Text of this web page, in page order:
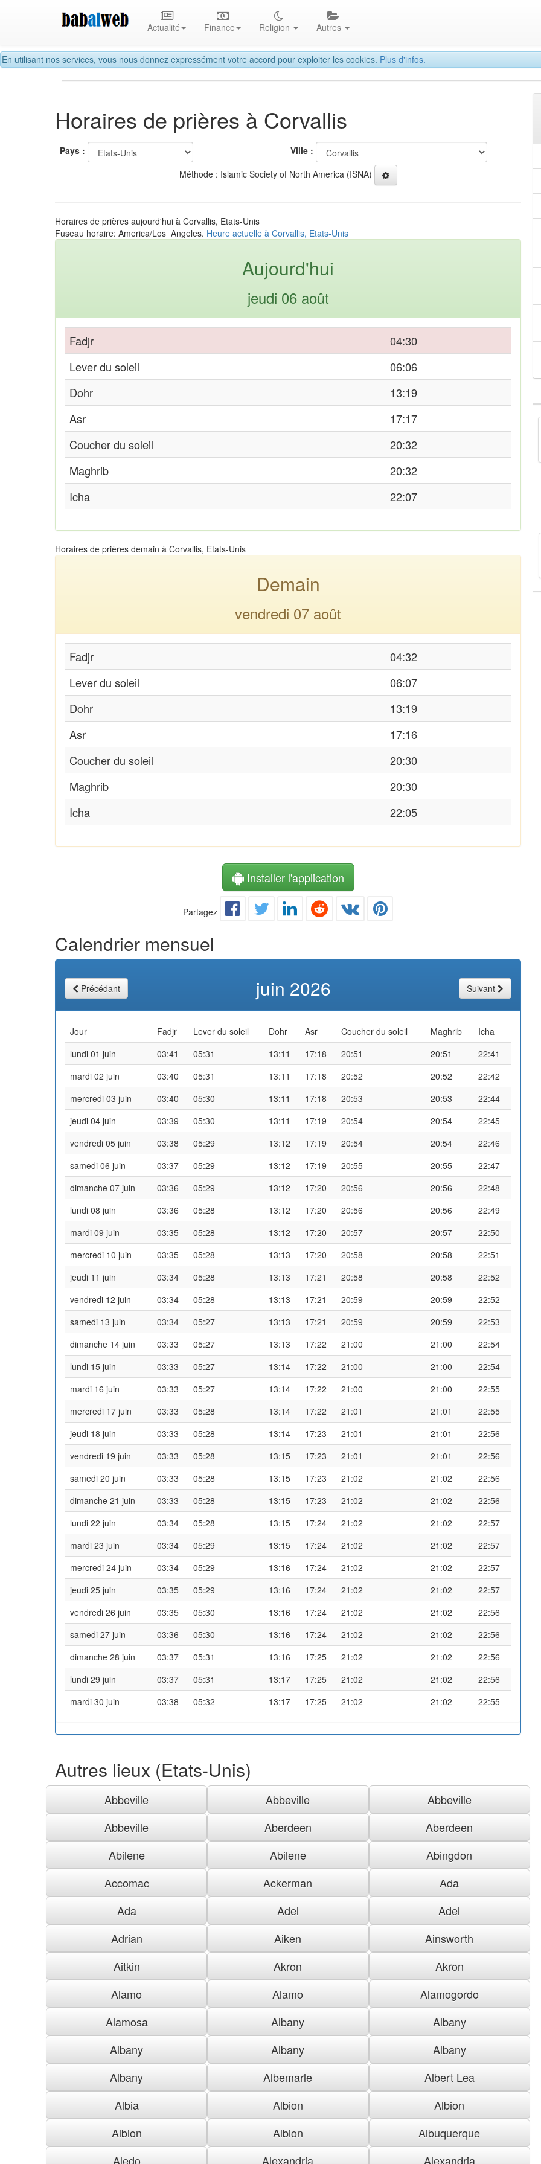
En utilisant nos services, vous nous donnez expressément votre accord pour exploiter les cookies. Plus d'infos.
Actualité Finance Religion Autres
Horaires de prières à Corvallis
Pays :
Ville :
Méthode : Islamic Society of North America (ISNA)
Horaires de prières aujourd'hui à Corvallis, Etats-Unis
Fuseau horaire: America/Los_Angeles. Heure actuelle à Corvallis, Etats-Unis
Aujourd'hui
jeudi 06 août
Fadjr
04:30
Lever du soleil
06:06
Dohr
13:19
Asr
17:17
Coucher du soleil
20:32
Maghrib
20:32
Icha
22:07
Horaires de prières demain à Corvallis, Etats-Unis
Demain
vendredi 07 août
Fadjr
04:32
Lever du soleil
06:07
Dohr
13:19
Asr
17:16
Coucher du soleil
20:30
Maghrib
20:30
Icha
22:05
Installer l'application
Partagez
Calendrier mensuel
Précédant juin 2026 Suivant
Jour Fadjr Lever du soleil Dohr Asr Coucher du soleil Maghrib
Icha
lundi 01 juin
03:41 05:31 13:11 17:18 20:51 20:51
22:41
mardi 02 juin
03:40 05:31 13:11 17:18 20:52 20:52
22:42
mercredi 03 juin
03:40 05:30 13:11 17:18 20:53 20:53
22:44
jeudi 04 juin
03:39 05:30 13:11 17:19 20:54 20:54
22:45
vendredi 05 juin
03:38 05:29 13:12 17:19 20:54 20:54
22:46
samedi 06 juin
03:37 05:29 13:12 17:19 20:55 20:55
22:47
dimanche 07 juin
03:36 05:29 13:12 17:20 20:56 20:56
22:48
lundi 08 juin
03:36 05:28 13:12 17:20 20:56 20:56
22:49
mardi 09 juin
03:35 05:28 13:12 17:20 20:57 20:57
22:50
mercredi 10 juin
03:35 05:28 13:13 17:20 20:58 20:58
22:51
jeudi 11 juin
03:34 05:28 13:13 17:21 20:58 20:58
22:52
vendredi 12 juin
03:34 05:28 13:13 17:21 20:59 20:59
22:52
samedi 13 juin
03:34 05:27 13:13 17:21 20:59 20:59
22:53
dimanche 14 juin
03:33 05:27 13:13 17:22 21:00 21:00
22:54
lundi 15 juin
03:33 05:27 13:14 17:22 21:00 21:00
22:54
mardi 16 juin
03:33 05:27 13:14 17:22 21:00 21:00
22:55
mercredi 17 juin
03:33 05:28 13:14 17:22 21:01 21:01
22:55
jeudi 18 juin
03:33 05:28 13:14 17:23 21:01 21:01
22:56
vendredi 19 juin
03:33 05:28 13:15 17:23 21:01 21:01
22:56
samedi 20 juin
03:33 05:28 13:15 17:23 21:02 21:02
22:56
dimanche 21 juin
03:33 05:28 13:15 17:23 21:02 21:02
22:56
lundi 22 juin
03:34 05:28 13:15 17:24 21:02 21:02
22:57
mardi 23 juin
03:34 05:29 13:15 17:24 21:02 21:02
22:57
mercredi 24 juin
03:34 05:29 13:16 17:24 21:02 21:02
22:57
jeudi 25 juin
03:35 05:29 13:16 17:24 21:02 21:02
22:57
vendredi 26 juin
03:35 05:30 13:16 17:24 21:02 21:02
22:56
samedi 27 juin
03:36 05:30 13:16 17:24 21:02 21:02
22:56
dimanche 28 juin
03:37 05:31 13:16 17:25 21:02 21:02
22:56
lundi 29 juin
03:37 05:31 13:17 17:25 21:02 21:02
22:56
mardi 30 juin
03:38 05:32 13:17 17:25 21:02 21:02 22:55
Autres lieux (Etats-Unis)
Abbeville Abbeville
Abbeville
Abbeville
Aberdeen
Aberdeen
Abilene
Abilene
Abingdon
Accomac
Ackerman
Ada
Ada
Adel
Adel
Adrian
Aiken
Ainsworth
Aitkin
Akron
Akron
Alamo
Alamo
Alamogordo
Alamosa
Albany
Albany
Albany
Albany
Albany
Albany
Albemarle
Albert Lea
Albia
Albion
Albion
Albion
Albion
Albuquerque
Aledo
Alexandria Alexandria